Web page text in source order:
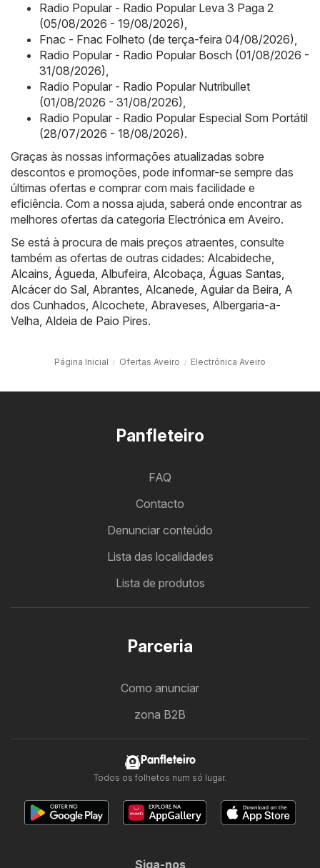
Radio Popular - Radio Popular Leva 3 Paga 2
(05/08/2026 - 19/08/2026),
Fnac - Fnac Folheto (de terça-feira 04/08/2026),
Radio Popular - Radio Popular Bosch (01/08/2026 -
31/08/2026),
Radio Popular - Radio Popular Nutribullet
(01/08/2026 - 31/08/2026),
Radio Popular - Radio Popular Especial Som Portátil
(28/07/2026 - 18/08/2026).
Graças às nossas informações atualizadas sobre
descontos e promoções, pode informar-se sempre das
últimas ofertas e comprar com mais facilidade e
eficiência. Com a nossa ajuda, saberá onde encontrar as
melhores ofertas da categoria Electrónica em Aveiro.
Se está à procura de mais preços atraentes, consulte
também as ofertas de outras cidades: Alcabideche,
Alcains, Águeda, Albufeira, Alcobaça, Águas Santas,
Alcácer do Sal, Abrantes, Alcanede, Aguiar da Beira, A
dos Cunhados, Alcochete, Abraveses, Albergaria-a-
Velha, Aldeia de Paio Pires.
Página Inicial Ofertas Aveiro Electrónica Aveiro
Panfleteiro
FAQ
Contacto
Denunciar conteúdo
Lista das localidades
Lista de produtos
Parceria
Como anunciar
zona B2B
Panfleteiro
Todos os folhetos num só lugar.
Siga-nos